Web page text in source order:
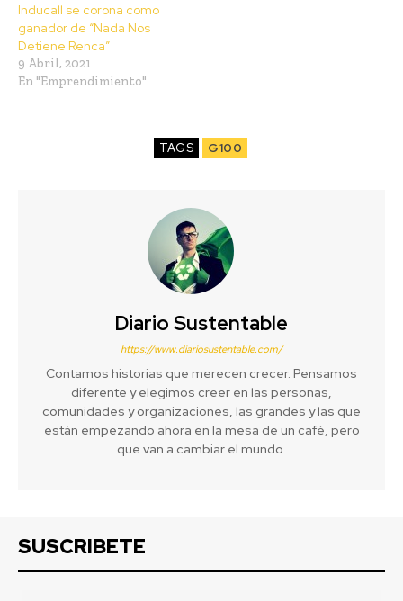
Inducall se corona como
ganador de “Nada Nos
Detiene Renca”
9 Abril, 2021
En "Emprendimiento"
TAGS G100
Diario Sustentable
https://www.diariosustentable.com/
Contamos historias que merecen crecer. Pensamos
diferente y elegimos creer en las personas,
comunidades y organizaciones, las grandes y las que
están empezando ahora en la mesa de un café, pero
que van a cambiar el mundo.
SUSCRIBETE